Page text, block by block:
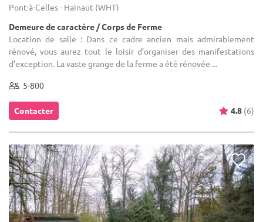
Pont-à-Celles - Hainaut (WHT)
Demeure de caractère / Corps de Ferme
Location de salle : Dans ce cadre ancien mais admirablement
rénové, vous aurez tout le loisir d’organiser des manifestations
d’exception. La vaste grange de la ferme a été rénovée ...
5-800
Contacter 4.8 (6)